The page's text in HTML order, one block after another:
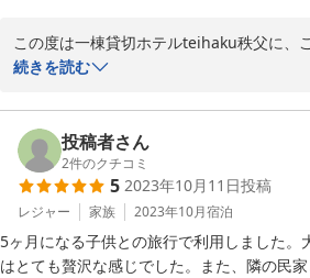
お風呂は洗い場が広く使いやすく、露天風
たです。
子供たちも終始テンションが高く、見てい
ましかったです。
素敵な時間を過ごすことが出来ました。
お茶やコーヒーも美味しくいただきました！
この度は一棟貸切ホテルteihaku秩父に、
りがとうございました。
のこと、大変嬉しく思います。古民家の
ン設備、お子さま向け備品なども快適に
心しました。
また、洗面台の備品についての貴重なご意
す。今後の備品検討の参考にさせていただ
ぜひまた機会がございましたら、季節を
さい。心よりお待ちしております。
続きを読む
投稿者さん
2件のクチコミ
5 2023年10月11日投稿
レジャー 家族 2023年10月宿泊
5ヶ月になる子供との旅行で利用しました。
はとても贅沢な感じでした。また、隣の民